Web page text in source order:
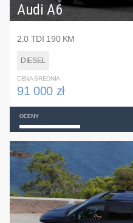
Audi A6
2.0 TDI 190 KM
DIESEL
CENA ŚREDNIA
91 000 zł
OCENY